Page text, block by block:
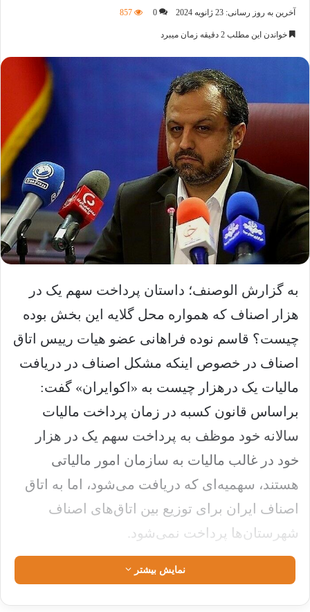
آخرین به روز رسانی: 23 ژانویه 2024 0
857
خواندن این مطلب 2 دقیقه زمان میبرد
به گزارش الوصنف؛ داستان پرداخت سهم یک در
هزار اصناف که همواره محل گلایه این بخش بوده
چیست؟ قاسم نوده فراهانی عضو هیات رییس اتاق
اصناف در خصوص اینکه مشکل اصناف در دریافت
مالیات یک در‌هزار چیست به «اکوایران» گفت:
براساس قانون کسبه در زمان پرداخت مالیات
سالانه خود موظف به پرداخت سهم یک در هزار
خود در غالب مالیات به سازمان امور مالیاتی
هستند، سهمیه‌ای که دریافت می‌شود، اما به اتاق
اصناف ایران برای توزیع بین اتاق‌های اصناف
شهرستان‌ها پرداخت نمی‌شود.
به گفته فرهانی هرچند بر اساس قانون سازمان
نمایش بیشتر